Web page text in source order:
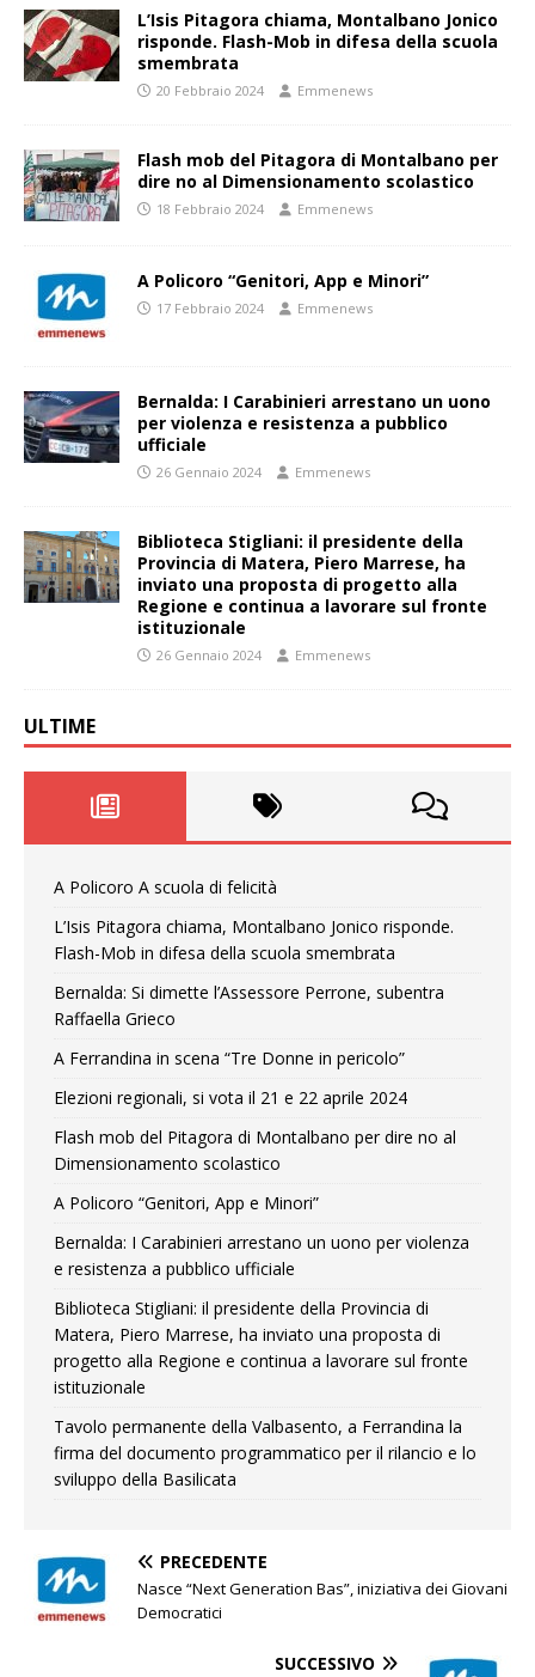
L’Isis Pitagora chiama, Montalbano Jonico
risponde. Flash-Mob in difesa della scuola
smembrata
20 Febbraio 2024 Emmenews
Flash mob del Pitagora di Montalbano per
dire no al Dimensionamento scolastico
18 Febbraio 2024 Emmenews
A Policoro “Genitori, App e Minori”
17 Febbraio 2024 Emmenews
Bernalda: I Carabinieri arrestano un uono
per violenza e resistenza a pubblico
ufficiale
26 Gennaio 2024 Emmenews
Biblioteca Stigliani: il presidente della
Provincia di Matera, Piero Marrese, ha
inviato una proposta di progetto alla
Regione e continua a lavorare sul fronte
istituzionale
26 Gennaio 2024 Emmenews
ULTIME
A Policoro A scuola di felicità
L’Isis Pitagora chiama, Montalbano Jonico risponde.
Flash-Mob in difesa della scuola smembrata
Bernalda: Si dimette l’Assessore Perrone, subentra
Raffaella Grieco
A Ferrandina in scena “Tre Donne in pericolo”
Elezioni regionali, si vota il 21 e 22 aprile 2024
Flash mob del Pitagora di Montalbano per dire no al
Dimensionamento scolastico
A Policoro “Genitori, App e Minori”
Bernalda: I Carabinieri arrestano un uono per violenza
e resistenza a pubblico ufficiale
Biblioteca Stigliani: il presidente della Provincia di
Matera, Piero Marrese, ha inviato una proposta di
progetto alla Regione e continua a lavorare sul fronte
istituzionale
Tavolo permanente della Valbasento, a Ferrandina la
firma del documento programmatico per il rilancio e lo
sviluppo della Basilicata
PRECEDENTE
Nasce “Next Generation Bas”, iniziativa dei Giovani
Democratici
SUCCESSIVO